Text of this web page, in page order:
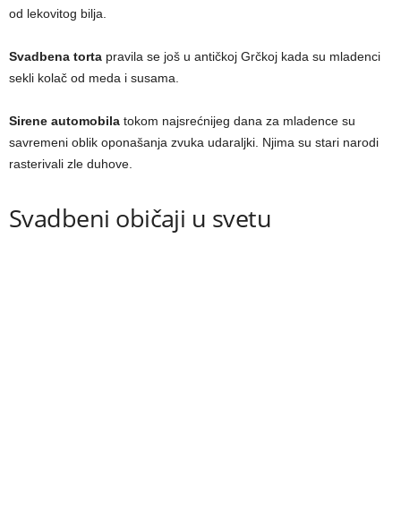
od lekovitog bilja.
Svadbena torta pravila se još u antičkoj Grčkoj kada su mladenci
sekli kolač od meda i susama.
Sirene automobila tokom najsrećnijeg dana za mladence su
savremeni oblik oponašanja zvuka udaraljki. Njima su stari narodi
rasterivali zle duhove.
Svadbeni običaji u svetu